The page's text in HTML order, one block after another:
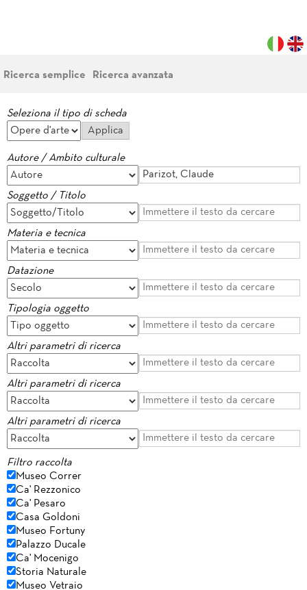
Ricerca semplice Ricerca avanzata
Seleziona il tipo di scheda
Autore / Ambito culturale
Soggetto / Titolo
Materia e tecnica
Datazione
Tipologia oggetto
Altri parametri di ricerca
Altri parametri di ricerca
Altri parametri di ricerca
Filtro raccolta
Museo Correr
Ca' Rezzonico
Ca' Pesaro
Casa Goldoni
Museo Fortuny
Palazzo Ducale
Ca' Mocenigo
Storia Naturale
Museo Vetraio